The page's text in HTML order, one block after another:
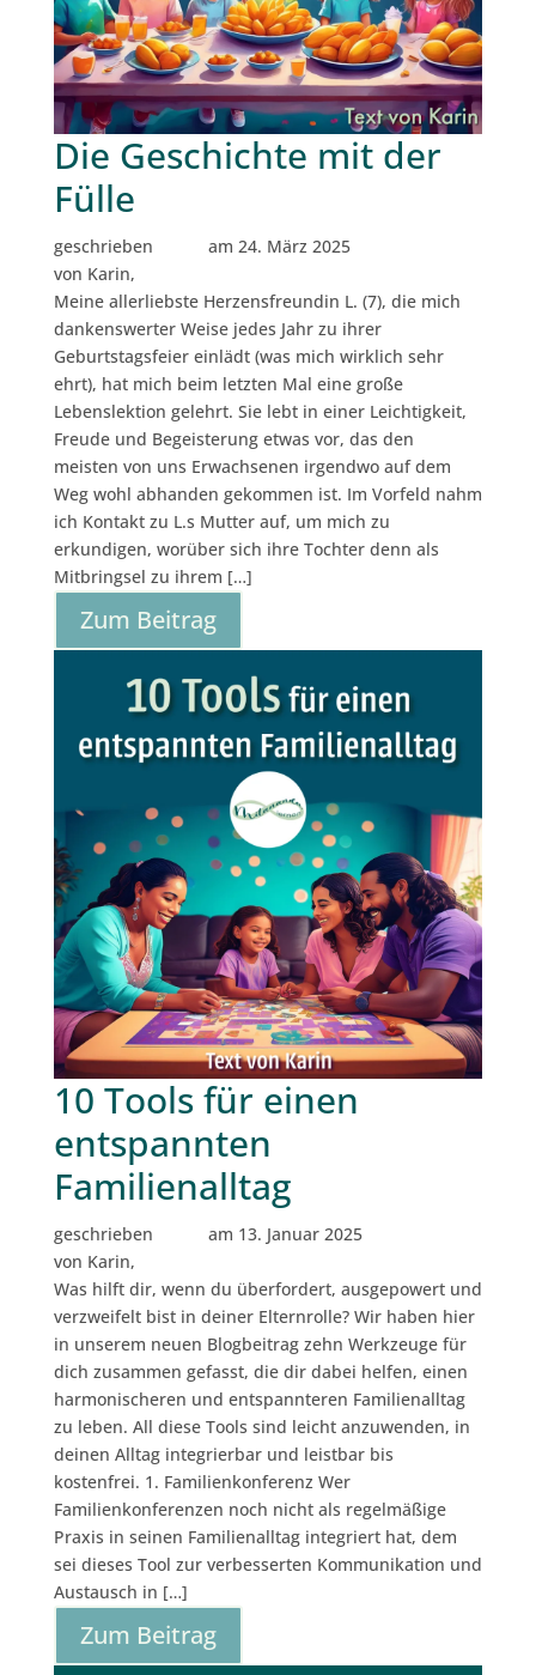
Die Geschichte mit der
Fülle
geschrieben
von Karin,
am 24. März 2025
Meine allerliebste Herzensfreundin L. (7), die mich
dankenswerter Weise jedes Jahr zu ihrer
Geburtstagsfeier einlädt (was mich wirklich sehr
ehrt), hat mich beim letzten Mal eine große
Lebenslektion gelehrt. Sie lebt in einer Leichtigkeit,
Freude und Begeisterung etwas vor, das den
meisten von uns Erwachsenen irgendwo auf dem
Weg wohl abhanden gekommen ist. Im Vorfeld nahm
ich Kontakt zu L.s Mutter auf, um mich zu
erkundigen, worüber sich ihre Tochter denn als
Mitbringsel zu ihrem […]
Zum Beitrag
10 Tools für einen
entspannten
Familienalltag
geschrieben
von Karin,
am 13. Januar 2025
Was hilft dir, wenn du überfordert, ausgepowert und
verzweifelt bist in deiner Elternrolle? Wir haben hier
in unserem neuen Blogbeitrag zehn Werkzeuge für
dich zusammen gefasst, die dir dabei helfen, einen
harmonischeren und entspannteren Familienalltag
zu leben. All diese Tools sind leicht anzuwenden, in
deinen Alltag integrierbar und leistbar bis
kostenfrei. 1. Familienkonferenz Wer
Familienkonferenzen noch nicht als regelmäßige
Praxis in seinen Familienalltag integriert hat, dem
sei dieses Tool zur verbesserten Kommunikation und
Austausch in […]
Zum Beitrag